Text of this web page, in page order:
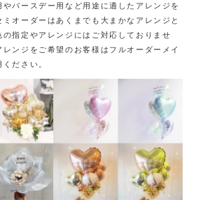
やバースデー用など用途に適したアレンジを
ミオーダーはあくまでも大まかなアレンジと
の指定やアレンジにはご対応しておりませ
レンジをご希望のお客様はフルオーダーメイ
ださい。